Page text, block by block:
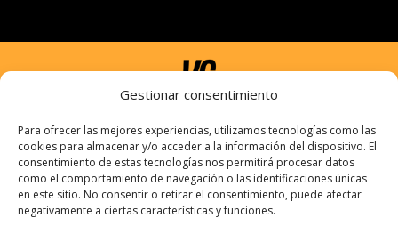
Gestionar consentimiento
Para ofrecer las mejores experiencias, utilizamos tecnologías como las
cookies para almacenar y/o acceder a la información del dispositivo. El
consentimiento de estas tecnologías nos permitirá procesar datos
como el comportamiento de navegación o las identificaciones únicas
en este sitio. No consentir o retirar el consentimiento, puede afectar
negativamente a ciertas características y funciones.
Información